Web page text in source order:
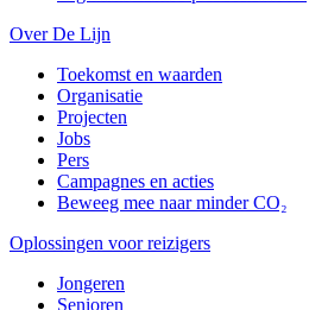
Over De Lijn
Toekomst en waarden
Organisatie
Projecten
Jobs
Pers
Campagnes en acties
Beweeg mee naar minder CO₂
Oplossingen voor reizigers
Jongeren
Senioren